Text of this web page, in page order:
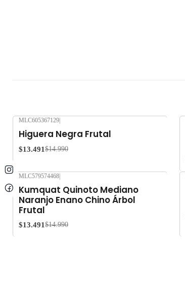
MLC605367129
Higuera Negra Frutal
$13.491 $14.990
MLC579574468|
Kumquat Quinoto Mediano
Naranjo Enano Chino Árbol
Frutal
$13.491 $14.990